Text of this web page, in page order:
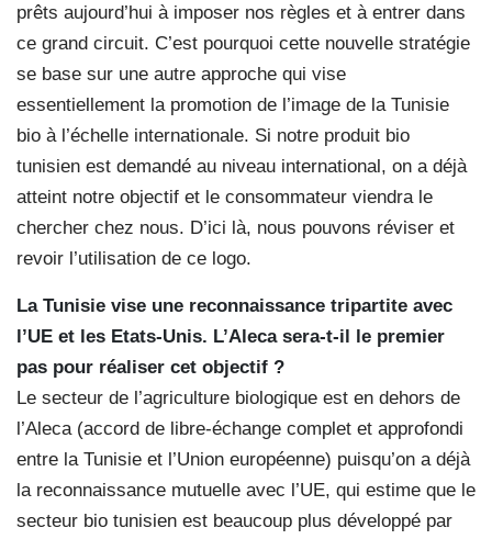
prêts aujourd’hui à imposer nos règles et à entrer dans
ce grand circuit. C’est pourquoi cette nouvelle stratégie
se base sur une autre approche qui vise
essentiellement la promotion de l’image de la Tunisie
bio à l’échelle internationale. Si notre produit bio
tunisien est demandé au niveau international, on a déjà
atteint notre objectif et le consommateur viendra le
chercher chez nous. D’ici là, nous pouvons réviser et
revoir l’utilisation de ce logo.
La Tunisie vise une reconnaissance tripartite avec
l’UE et les Etats-Unis. L’Aleca sera-t-il le premier
pas pour réaliser cet objectif ?
Le secteur de l’agriculture biologique est en dehors de
l’Aleca (accord de libre-échange complet et approfondi
entre la Tunisie et l’Union européenne) puisqu’on a déjà
la reconnaissance mutuelle avec l’UE, qui estime que le
secteur bio tunisien est beaucoup plus développé par